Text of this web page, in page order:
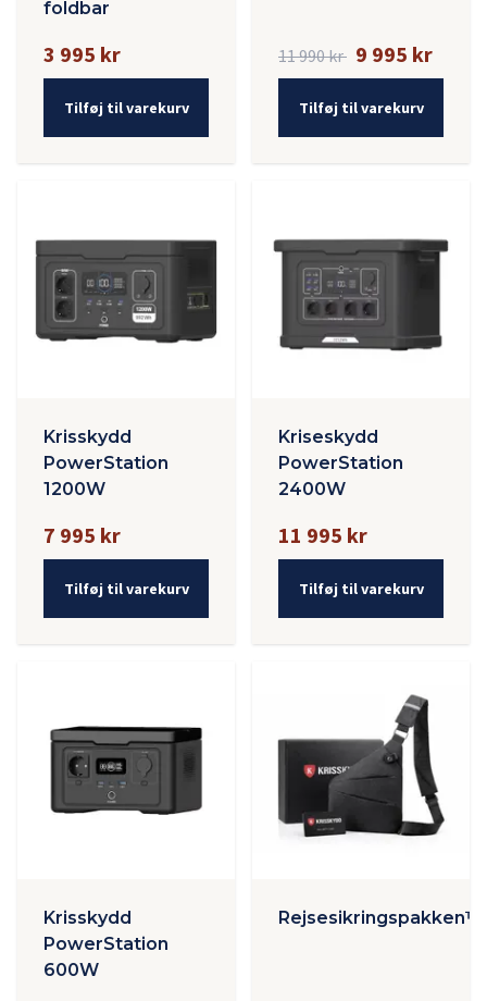
foldbar
3 995 kr
Tilføj til varekurv
11 990 kr 9 995 kr
Tilføj til varekurv
Krisskydd
PowerStation
1200W
7 995 kr
Tilføj til varekurv
Kriseskydd
PowerStation
2400W
11 995 kr
Tilføj til varekurv
Krisskydd
PowerStation
600W
Rejsesikringspakken™